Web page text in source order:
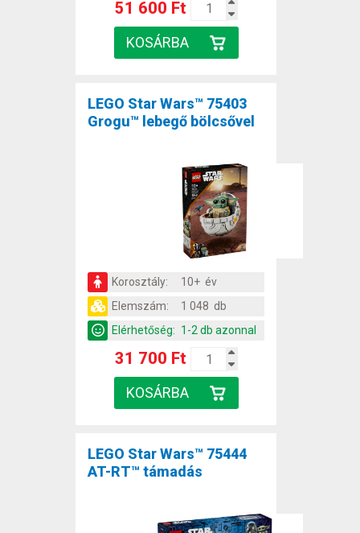
51 600 Ft
LEGO Star Wars™ 75403
Grogu™ lebegő bölcsővel
Korosztály:
10+ év
Elemszám:
1 048 db
Elérhetőség: 1-2 db azonnal
31 700 Ft
LEGO Star Wars™ 75444
AT-RT™ támadás